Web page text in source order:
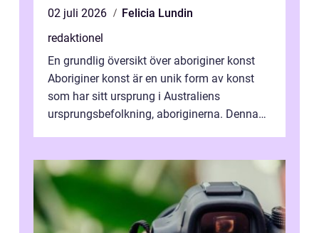
02 juli 2026
Felicia Lundin
redaktionel
En grundlig översikt över aboriginer konst
Aboriginer konst är en unik form av konst
som har sitt ursprung i Australiens
ursprungsbefolkning, aboriginerna. Denna